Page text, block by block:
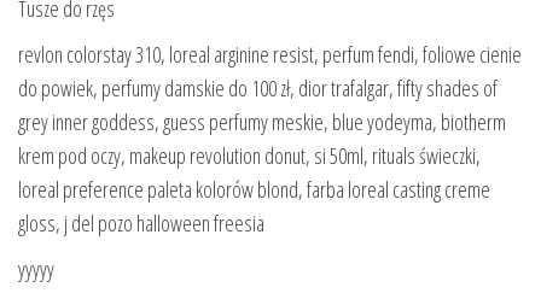
Tusze do rzęs
revlon colorstay 310, loreal arginine resist, perfum fendi, foliowe cienie
do powiek, perfumy damskie do 100 zł, dior trafalgar, fifty shades of
grey inner goddess, guess perfumy meskie, blue yodeyma, biotherm
krem pod oczy, makeup revolution donut, si 50ml, rituals świeczki,
loreal preference paleta kolorów blond, farba loreal casting creme
gloss, j del pozo halloween freesia
yyyyy